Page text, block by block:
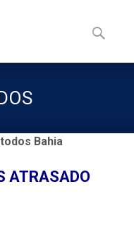
to
content
por:
Bahia
ATRASADO